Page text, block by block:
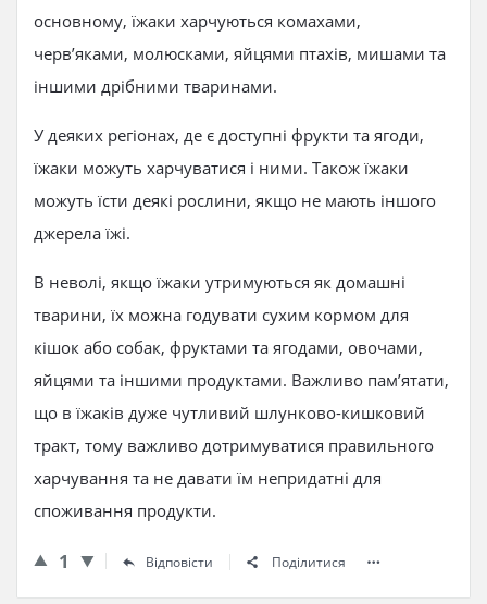
основному, їжаки харчуються комахами,
черв’яками, молюсками, яйцями птахів, мишами та
іншими дрібними тваринами.
У деяких регіонах, де є доступні фрукти та ягоди,
їжаки можуть харчуватися і ними. Також їжаки
можуть їсти деякі рослини, якщо не мають іншого
джерела їжі.
В неволі, якщо їжаки утримуються як домашні
тварини, їх можна годувати сухим кормом для
кішок або собак, фруктами та ягодами, овочами,
яйцями та іншими продуктами. Важливо пам’ятати,
що в їжаків дуже чутливий шлунково-кишковий
тракт, тому важливо дотримуватися правильного
харчування та не давати їм непридатні для
споживання продукти.
1 Відповісти Поділитися